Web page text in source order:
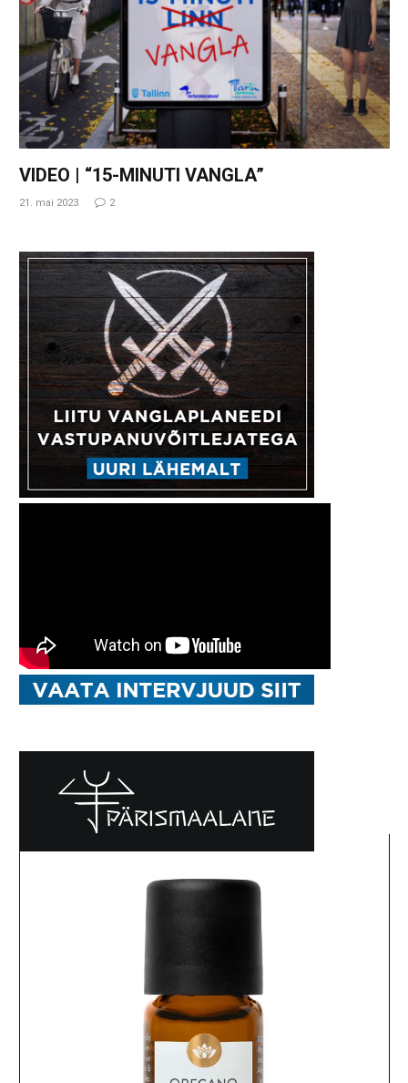
VIDEO | “15-MINUTI VANGLA”
21. mai 2023 2